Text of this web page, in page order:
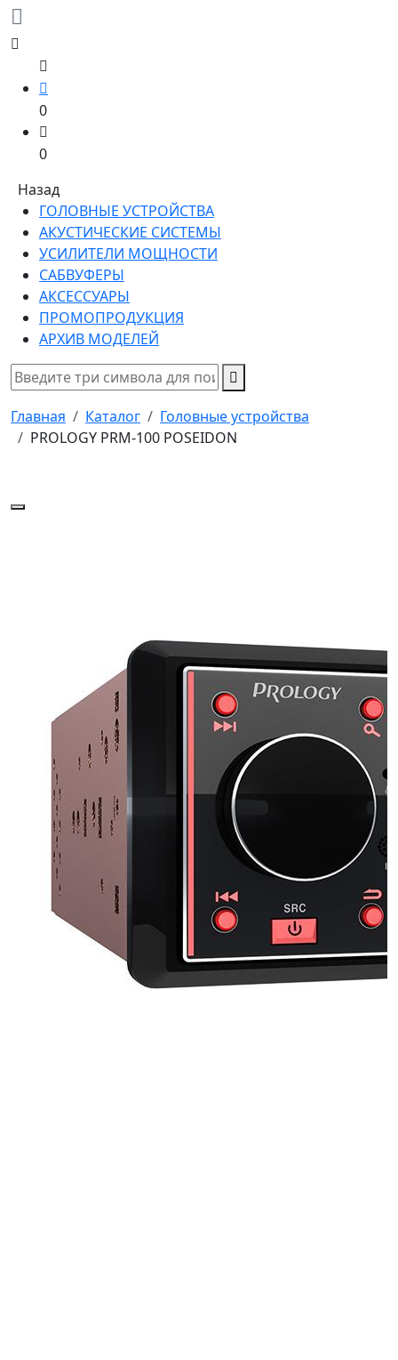
0
0
Назад
ГОЛОВНЫЕ УСТРОЙСТВА
АКУСТИЧЕСКИЕ СИСТЕМЫ
УСИЛИТЕЛИ МОЩНОСТИ
САБВУФЕРЫ
АКСЕССУАРЫ
ПРОМОПРОДУКЦИЯ
АРХИВ МОДЕЛЕЙ
Главная Каталог
Головные устройства
PROLOGY PRM-100 POSEIDON